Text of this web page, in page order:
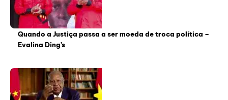
Quando a Justiça passa a ser moeda de troca política –
Evalina Ding’s